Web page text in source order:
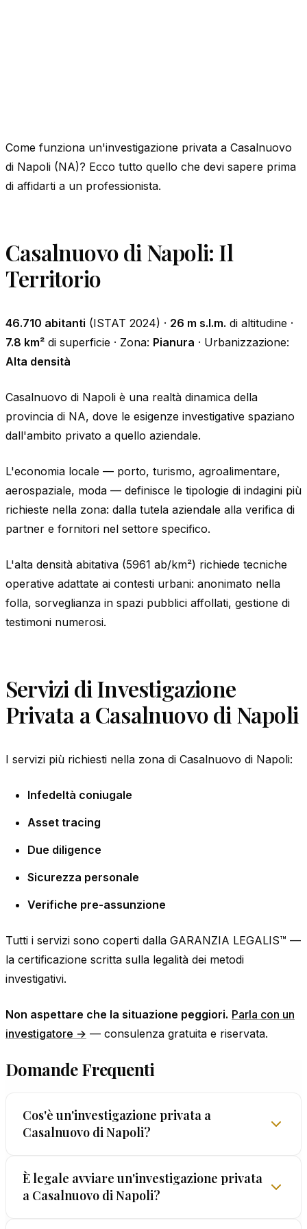
Come funziona un'investigazione privata a Casalnuovo
di Napoli (NA)? Ecco tutto quello che devi sapere prima
di affidarti a un professionista.
Casalnuovo di Napoli: Il
Territorio
46.710 abitanti (ISTAT 2024) · 26 m s.l.m. di altitudine ·
7.8 km² di superficie · Zona: Pianura · Urbanizzazione:
Alta densità
Casalnuovo di Napoli è una realtà dinamica della
provincia di NA, dove le esigenze investigative spaziano
dall'ambito privato a quello aziendale.
L'economia locale — porto, turismo, agroalimentare,
aerospaziale, moda — definisce le tipologie di indagini più
richieste nella zona: dalla tutela aziendale alla verifica di
partner e fornitori nel settore specifico.
L'alta densità abitativa (5961 ab/km²) richiede tecniche
operative adattate ai contesti urbani: anonimato nella
folla, sorveglianza in spazi pubblici affollati, gestione di
testimoni numerosi.
Servizi di Investigazione
Privata a Casalnuovo di Napoli
I servizi più richiesti nella zona di Casalnuovo di Napoli:
Infedeltà coniugale
Asset tracing
Due diligence
Sicurezza personale
Verifiche pre-assunzione
Tutti i servizi sono coperti dalla GARANZIA LEGALIS™ —
la certificazione scritta sulla legalità dei metodi
investigativi.
Non aspettare che la situazione peggiori. Parla con un
investigatore → — consulenza gratuita e riservata.
Domande Frequenti
Cos'è un'investigazione privata a
Casalnuovo di Napoli?
Un'investigazione privata a Casalnuovo di Napoli
è un'attività legale che permette di raccogliere
È legale avviare un'investigazione privata
a Casalnuovo di Napoli?